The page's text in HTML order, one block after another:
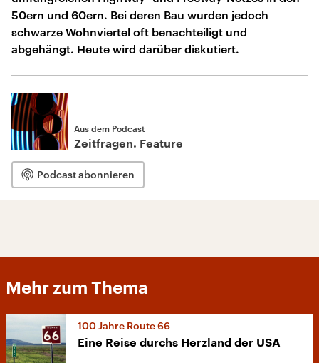
50ern und 60ern. Bei deren Bau wurden jedoch
schwarze Wohnviertel oft benachteiligt und
abgehängt. Heute wird darüber diskutiert.
Aus dem Podcast
Zeitfragen. Feature
Podcast abonnieren
Mehr zum Thema
100 Jahre Route 66
Eine Reise durchs Herzland der USA